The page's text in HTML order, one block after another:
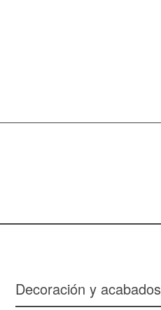
Decoración y acabados